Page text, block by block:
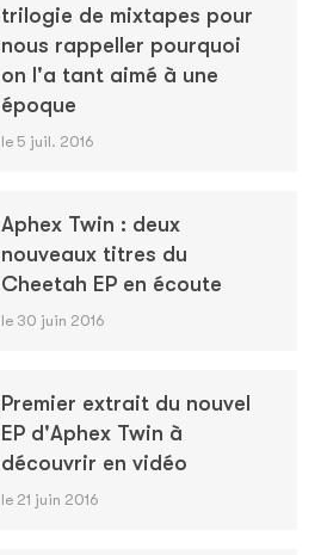
trilogie de mixtapes pour
nous rappeller pourquoi
on l'a tant aimé à une
époque
le 5 juil. 2016
Aphex Twin : deux
nouveaux titres du
Cheetah EP en écoute
le 30 juin 2016
Premier extrait du nouvel
EP d'Aphex Twin à
découvrir en vidéo
le 21 juin 2016